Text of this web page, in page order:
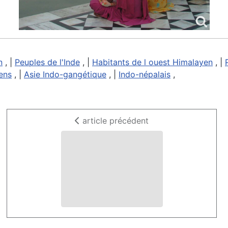
, | Peuples de l'Inde , | Habitants de l ouest Himalayen , |
, | Asie Indo-gangétique , | Indo-népalais ,
article précédent